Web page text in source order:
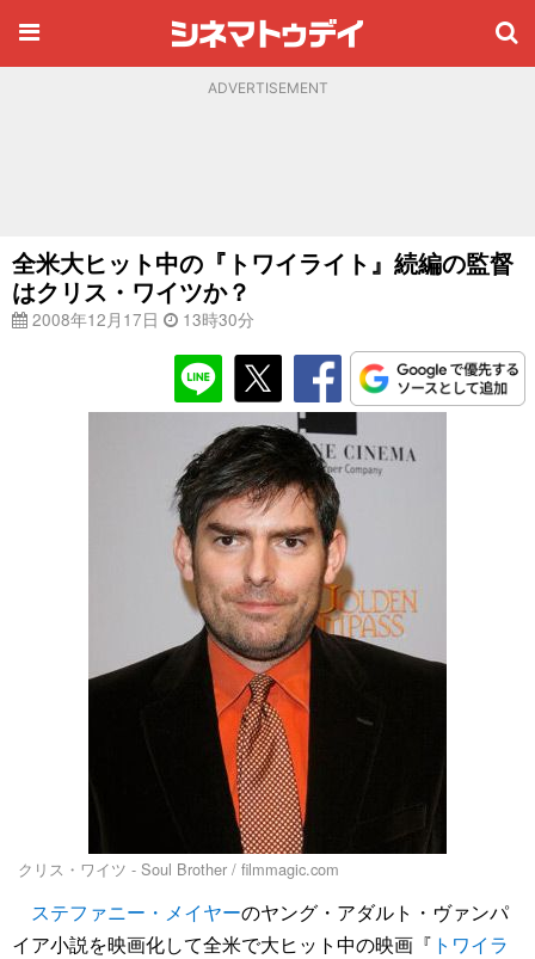
ADVERTISEMENT
全米大ヒット中の『トワイライト』続編の監督
はクリス・ワイツか？
2008年12月17日 13時30分
クリス・ワイツ - Soul Brother / filmmagic.com
ステファニー・メイヤーのヤング・アダルト・ヴァンパ
イア小説を映画化して全米で大ヒット中の映画『 トワイラ